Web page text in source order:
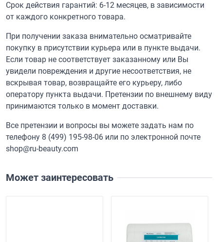
Срок действия гарантий: 6-12 месяцев, в зависимости
от каждого конкретного товара.
При получении заказа внимательно осматривайте
покупку в присутствии курьера или в пункте выдачи.
Если товар не соответствует заказанному или Вы
увидели повреждения и другие несоответствия, не
вскрывая товар, возвращайте его курьеру, либо
оператору пункта выдачи. Претензии по внешнему виду
принимаются только в момент доставки.
Все претензии и вопросы вы можете задать нам по
телефону 8 (499) 195-98-06 или по электронной почте
shop@ru-beauty.com
Может заинтересовать